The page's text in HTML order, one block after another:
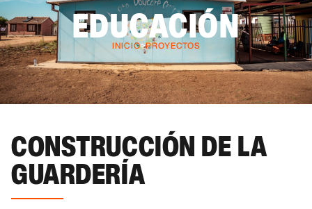
EDUCACIÓN
INICIO>PROYECTOS
CONSTRUCCIÓN DE LA
GUARDERÍA